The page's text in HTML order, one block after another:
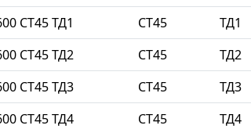
СТ45 ТД1 СТ45 ТД1
СТ45 ТД2 СТ45 ТД2
СТ45 ТД3 СТ45 ТД3
СТ45 ТД4 СТ45 ТД4